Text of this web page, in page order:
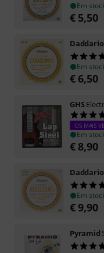
Em
€ 5,50
Daddario
Em
€ 6,50
GHS
OS MAIS
Em
€ 8,90
Daddario
Em
€9,90
Pyramid